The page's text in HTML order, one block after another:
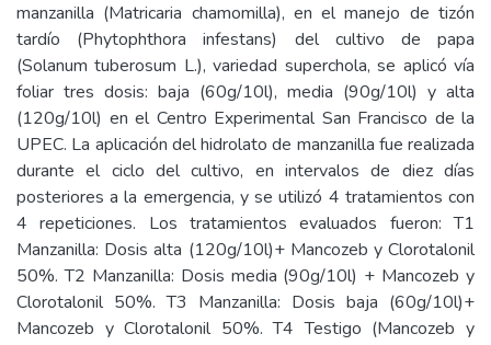
manzanilla (Matricaria chamomilla), en el manejo de tizón
tardío (Phytophthora infestans) del cultivo de papa
(Solanum tuberosum L.), variedad superchola, se aplicó vía
foliar tres dosis: baja (60g/10l), media (90g/10l) y alta
(120g/10l) en el Centro Experimental San Francisco de la
UPEC. La aplicación del hidrolato de manzanilla fue realizada
durante el ciclo del cultivo, en intervalos de diez días
posteriores a la emergencia, y se utilizó 4 tratamientos con
4 repeticiones. Los tratamientos evaluados fueron: T1
Manzanilla: Dosis alta (120g/10l)+ Mancozeb y Clorotalonil
50%. T2 Manzanilla: Dosis media (90g/10l) + Mancozeb y
Clorotalonil 50%. T3 Manzanilla: Dosis baja (60g/10l)+
Mancozeb y Clorotalonil 50%. T4 Testigo (Mancozeb y